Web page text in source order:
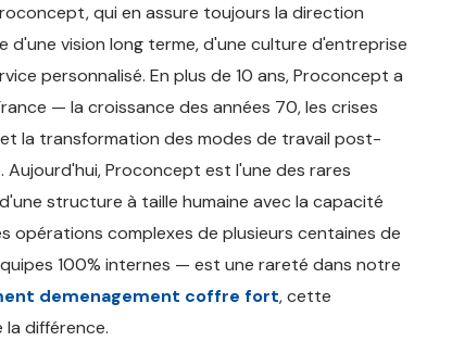
qui en assure toujours la direction
vision long terme, d'une culture d'entreprise
personnalisé. En plus de 10 ans, Proconcept a
— la croissance des années 70, les crises
la transformation des modes de travail post-
Proconcept est l'une des rares
structure à taille humaine avec la capacité
opérations complexes de plusieurs centaines de
100% internes — est une rareté dans notre
demenagement coffre fort, cette
différence.